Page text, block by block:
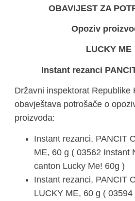
OBAVIJEST ZA
Opoziv
LUCKY ME
Instant rezanci
Državni inspektorat Republike
obavještava potrošače o
proizvoda:
Instant rezanci, PANCIT
ME, 60 g ( 03562 Instant
canton Lucky Me! 60g )
Instant rezanci, PANCIT
LUCKY ME, 60 g (